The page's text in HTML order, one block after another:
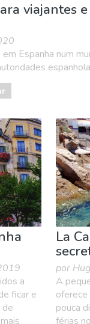
viajantes
Espanha num
a
ficar e
de
La
por
A
oferece
pouca
férias